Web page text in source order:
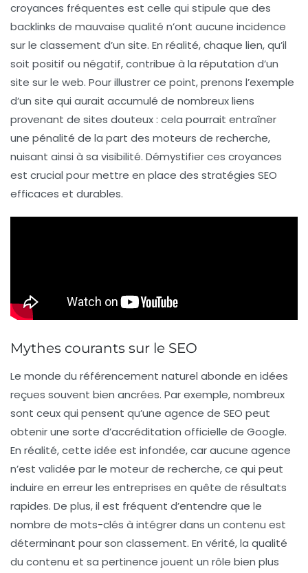
croyances fréquentes est celle qui stipule que des
backlinks de mauvaise qualité n’ont aucune incidence
sur le classement d’un site. En réalité, chaque lien, qu’il
soit positif ou négatif, contribue à la réputation d’un
site sur le web. Pour illustrer ce point, prenons l’exemple
d’un site qui aurait accumulé de nombreux liens
provenant de sites douteux : cela pourrait entraîner
une pénalité de la part des moteurs de recherche,
nuisant ainsi à sa visibilité. Démystifier ces croyances
est crucial pour mettre en place des stratégies SEO
efficaces et durables.
Mythes courants sur le SEO
Le monde du référencement naturel abonde en idées
reçues souvent bien ancrées. Par exemple, nombreux
sont ceux qui pensent qu’une agence de SEO peut
obtenir une sorte d’accréditation officielle de Google.
En réalité, cette idée est infondée, car aucune agence
n’est validée par le moteur de recherche, ce qui peut
induire en erreur les entreprises en quête de résultats
rapides. De plus, il est fréquent d’entendre que le
nombre de mots-clés à intégrer dans un contenu est
déterminant pour son classement. En vérité, la qualité
du contenu et sa pertinence jouent un rôle bien plus